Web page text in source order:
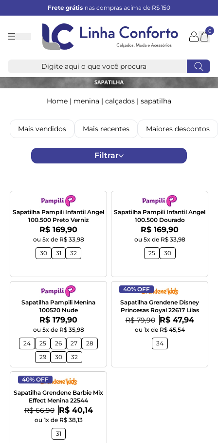
Frete grátis nas compras acima de R$ 150
Linha
0
Home | menina | calçados | sapatilha
Mais vendidos Mais recentes Maiores descontos
Filtrar
Sapatilha Pampili Infantil Angel
100.500 Preto Verniz
Por:
R$ 169,90
ou 5x de R$ 33,98
30
31 32
Sapatilha Pampili Infantil Angel
100.500 Dourado
Por:
R$ 169,90
ou 5x de R$ 33,98
25
30
Sapatilha Pampili Menina
100520 Nude
Por:
R$ 179,90
ou 5x de R$ 35,98
24
25 26 27
28
29
30 32
40% OFF
Sapatilha Grendene Disney
Princesas Royal 22617 Lilas
De:
R$ 79,90 Por:
R$ 47,94
ou 1x de R$ 45,54
34
40% OFF
Sapatilha Grendene Barbie Mix
Effect Menina 22544
De:
R$ 66,90 Por:
R$ 40,14
ou 1x de R$ 38,13
31